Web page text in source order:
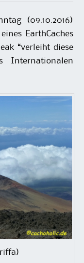
(09.10.2016)
EarthCaches
“verleiht diese
Internationalen